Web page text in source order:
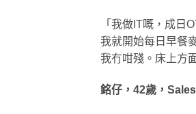
「我做IT嘅，成日
我就開始每日早餐
我冇咁殘。床上方
銘仔，42歲，Sales